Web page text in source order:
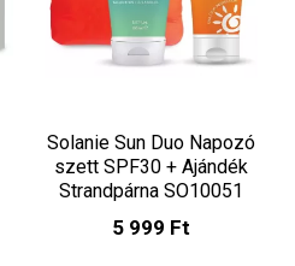
Solanie Sun Duo Napozó
szett SPF30 + Ajándék
Strandpárna SO10051
5 999 Ft